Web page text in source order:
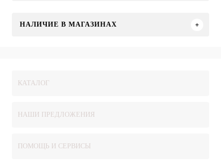
НАЛИЧИЕ В МАГАЗИНАХ
КАТАЛОГ
НАШИ ПРЕДЛОЖЕНИЯ
ПОМОЩЬ И СЕРВИСЫ